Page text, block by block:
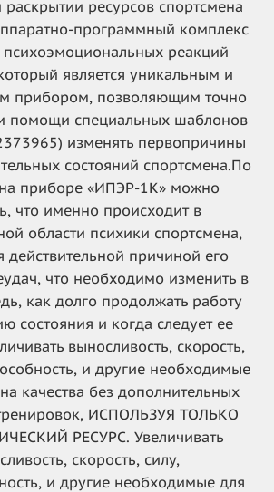
раскрытии ресурсов спортсмена
программный комплекс
реакций
является уникальным и
прибором, позволяющим точно
помощи специальных шаблонов
изменять первопричины
состояний спортсмена.По
приборе «ИПЭР-1К» можно
что именно происходит в
области психики спортсмена,
действительной причиной его
что необходимо изменить в
как долго продолжать работу
состояния и когда следует ее
выносливость, скорость,
и другие необходимые
качества без дополнительных
ИСПОЛЬЗУЯ ТОЛЬКО
РЕСУРС. Увеличивать
скорость, силу,
и другие необходимые для